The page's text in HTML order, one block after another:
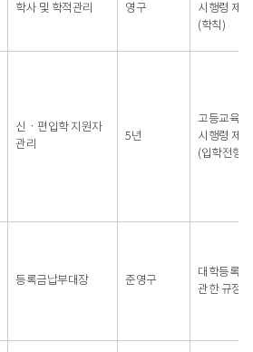
학사 및 학적관리 영구
시행령 제4
(학칙)
신ㆍ편입학 지원자
관리
5년
고등교육법
시행령 제
(입학전형
등록금납부대장 준영구
대학등록금
관한 규정